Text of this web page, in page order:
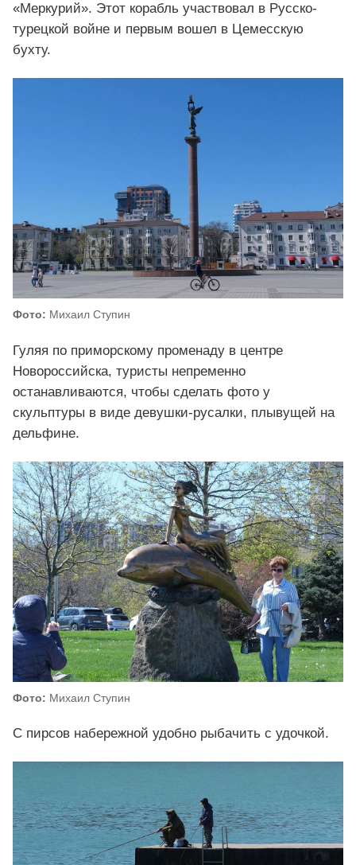
«Меркурий». Этот корабль участвовал в Русско-
турецкой войне и первым вошел в Цемесскую
бухту.
Фото: Михаил Ступин
Гуляя по приморскому променаду в центре
Новороссийска, туристы непременно
останавливаются, чтобы сделать фото у
скульптуры в виде девушки-русалки, плывущей на
дельфине.
Фото: Михаил Ступин
С пирсов набережной удобно рыбачить с удочкой.